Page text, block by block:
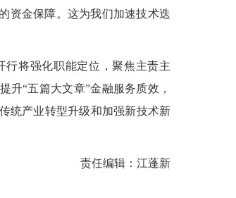
资金保障。这为我们加速技术迭
将强化职能定位，聚焦主责主
升“五篇大文章”金融服务质效，
统产业转型升级和加强新技术新
责任编辑：江蓬新